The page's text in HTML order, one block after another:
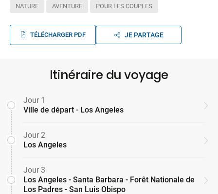
NATURE AVENTURE POUR LES COUPLES
TÉLÉCHARGER PDF JE PARTAGE
Itinéraire du voyage
Jour 1
Ville de départ - Los Angeles
Jour 2
Los Angeles
Jour 3
Los Angeles - Santa Barbara - Forêt Nationale de
Los Padres - San Luis Obispo